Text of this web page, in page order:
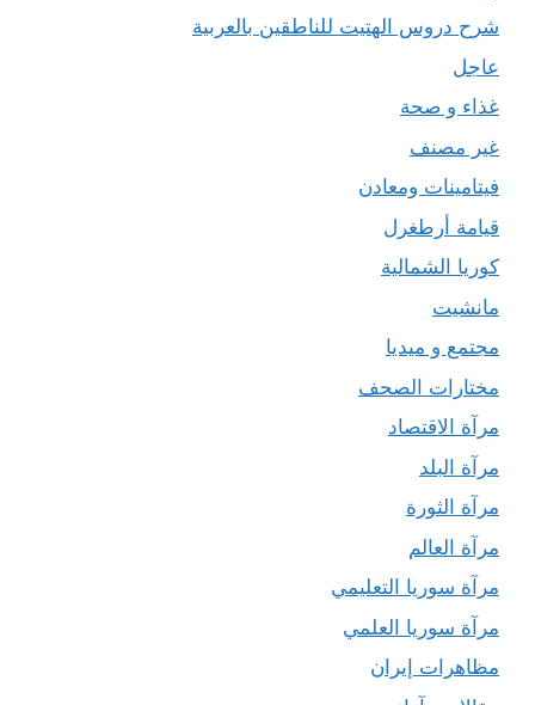
شرح دروس الهتيت للناطقين بالعربية
عاجل
غذاء و صحة
غير مصنف
فيتامينات ومعادن
قيامة أرطغرل
كوريا الشمالية
مانشيت
مجتمع و ميديا
مختارات الصحف
مرآة الاقتصاد
مرآة البلد
مرآة الثورة
مرآة العالم
مرآة سوريا التعليمي
مرآة سوريا العلمي
مظاهرات إيران